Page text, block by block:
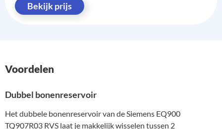
Bekijk prijs
Voordelen
Dubbel bonenreservoir
Het dubbele bonenreservoir van de Siemens EQ900
TQ907R03 RVS laat je makkelijk wisselen tussen 2